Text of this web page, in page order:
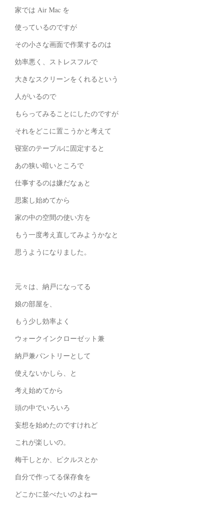
家では Air Mac を
使っているのですが
その小さな画面で作業するのは
効率悪く、ストレスフルで
大きなスクリーンをくれるという
人がいるので
もらってみることにしたのですが
それをどこに置こうかと考えて
寝室のテーブルに固定すると
あの狭い暗いところで
仕事するのは嫌だなぁと
思案し始めてから
家の中の空間の使い方を
もう一度考え直してみようかなと
思うようになりました。
元々は、納戸になってる
娘の部屋を、
もう少し効率よく
ウォークインクローゼット兼
納戸兼パントリーとして
使えないかしら、と
考え始めてから
頭の中でいろいろ
妄想を始めたのですけれど
これが楽しいの。
梅干しとか、ピクルスとか
自分で作ってる保存食を
どこかに並べたいのよねー